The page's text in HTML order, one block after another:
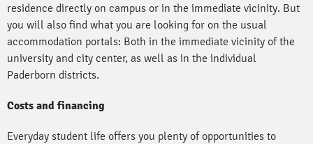
residence directly on campus or in the immediate vicinity. But
you will also find what you are looking for on the usual
accommodation portals: Both in the immediate vicinity of the
university and city center, as well as in the individual
Paderborn districts.
Costs and financing
Everyday student life offers you plenty of opportunities to